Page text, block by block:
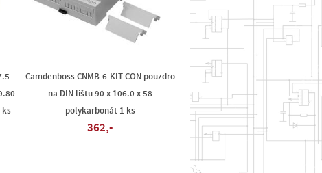
ks
Camdenboss CNMB-6-KIT-CON pouzdro
na DIN lištu 90 x 106.0 x 58
polykarbonát 1 ks
362,-